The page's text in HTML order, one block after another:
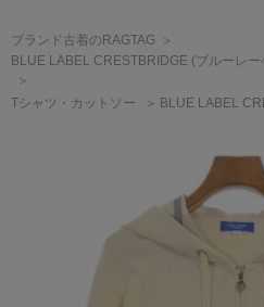
ブランド古着のRAGTAG
BLUE LABEL CRESTBRIDGE (ブルーレ
Tシャツ・カットソー BLUE LABEL